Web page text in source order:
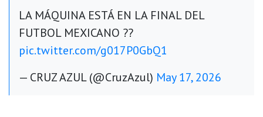
LA MÁQUINA ESTÁ EN LA FINAL DEL
FUTBOL MEXICANO ??
pic.twitter.com/g017P0GbQ1
— CRUZ AZUL (@CruzAzul) May 17, 2026